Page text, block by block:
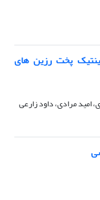
پخت رزین های
مرادی، داود زارعی